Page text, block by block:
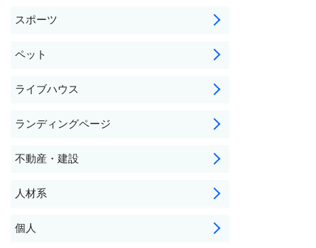
スポーツ
ペット
ライブハウス
ランディングページ
不動産・建設
人材系
個人